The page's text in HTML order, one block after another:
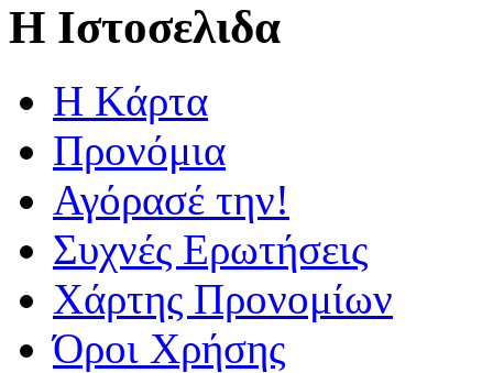
Η Ιστοσελιδα
Η Kάρτα
Προνόμια
Αγόρασέ την!
Συχνές Ερωτήσεις
Χάρτης Προνομίων
Όροι Χρήσης